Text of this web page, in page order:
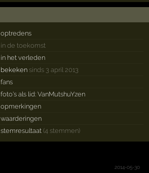
optredens
in de toekomst
in het verleden
bekeken sinds 3 april 2013
fans
foto's als lid: VanMutshuYzen
opmerkingen
waarderingen
stemresultaat (4 stemmen)
2014-05-30